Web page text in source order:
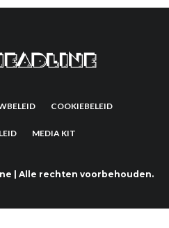
COOKIEBELEID
MEDIA KIT
| Alle rechten voorbehouden.